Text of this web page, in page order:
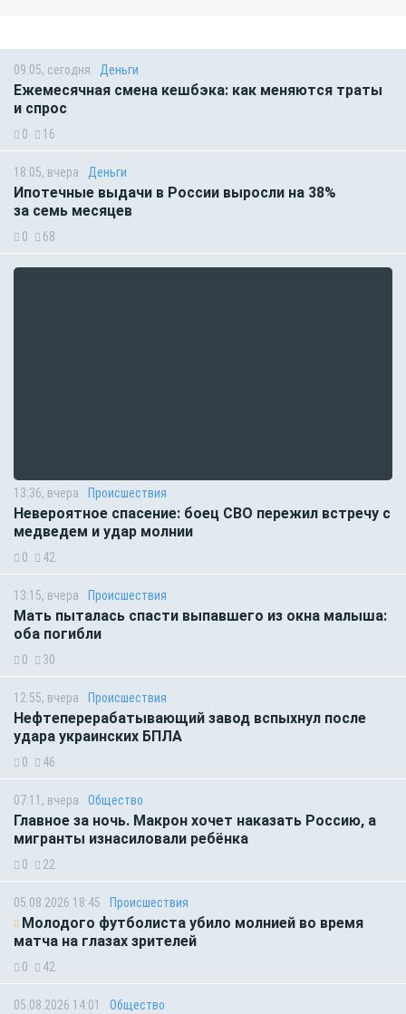
09:05, сегодня Деньги
Ежемесячная смена кешбэка: как меняются траты
и спрос
0 16
18:05, вчера Деньги
Ипотечные выдачи в России выросли на 38%
за семь месяцев
0 68
13:36, вчера Происшествия
Невероятное спасение: боец СВО пережил встречу с
медведем и удар молнии
0 42
13:15, вчера Происшествия
Мать пыталась спасти выпавшего из окна малыша:
оба погибли
0 30
12:55, вчера Происшествия
Нефтеперерабатывающий завод вспыхнул после
удара украинских БПЛА
0 46
07:11, вчера Общество
Главное за ночь. Макрон хочет наказать Россию, а
мигранты изнасиловали ребёнка
0 22
05.08.2026 18:45 Происшествия
Молодого футболиста убило молнией во время
матча на глазах зрителей
0 42
05.08.2026 14:01 Общество